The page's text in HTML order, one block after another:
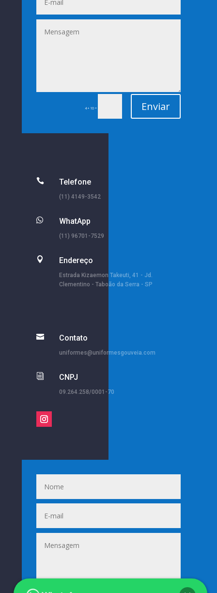
4 + 10 = Enviar
 Telefone
(11) 4149-3542
 WhatApp
(11) 96701-7529
 Endereço
Estrada Kizaemon Takeuti, 41 - Jd.
Clementino - Taboão da Serra - SP
 Contato
uniformes@uniformesgouveia.com
i CNPJ
09.264.258/0001-70